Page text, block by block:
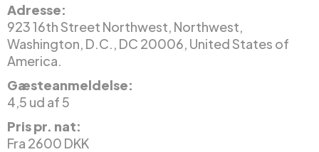
Adresse:
923 16th Street Northwest, Northwest,
Washington, D.C., DC 20006, United States of
America.
Gæsteanmeldelse:
4,5 ud af 5
Pris pr. nat:
Fra 2600 DKK